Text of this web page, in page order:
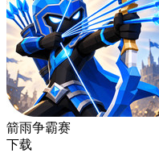
箭雨争霸赛
下载